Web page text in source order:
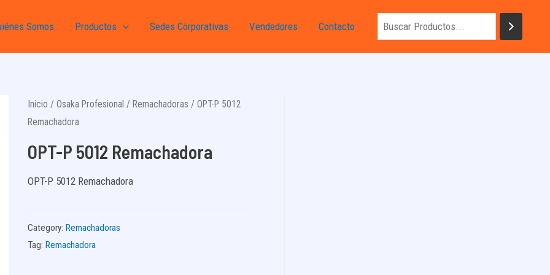
Somos Productos Sedes Corporativas Vendedores Contacto
Inicio / Osaka Profesional / Remachadoras / OPT-P 5012
Remachadora
OPT-P 5012 Remachadora
OPT-P 5012 Remachadora
Category: Remachadoras
Tag: Remachadora